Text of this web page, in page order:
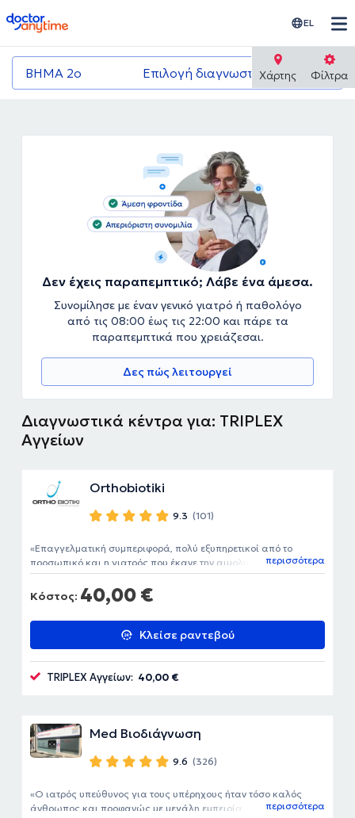
doctoranytime EL
ΒΗΜΑ 2ο Επιλογή διαγνωστικού κέντρου
Χάρτης Φίλτρα
Δεν έχεις παραπεμπτικό; Λάβε ένα άμεσα.
Συνομίλησε με έναν γενικό γιατρό ή παθολόγο
από τις 08:00 έως τις 22:00 και πάρε τα
παραπεμπτικά που χρειάζεσαι.
Δες πώς λειτουργεί
Διαγνωστικά κέντρα για: TRIPLEX
Αγγείων
Orthobiotiki
9.3 (101)
Κόστος: 40,00 €
Κλείσε ραντεβού
Επαγγελματική συμπεριφορά, πολύ εξυπηρετικοί από το
προσωπικό και η γιατρός που έκανε την αιμοληψία πολύ
ευγενική και πρόθυμη να απαντήσει στις ερωτήσεις μου.
περισσότερα
TRIPLEX Αγγείων: 40,00 €
Med Βιοδιάγνωση
9.6 (326)
Ο ιατρός υπεύθυνος για τους υπέρηχους ήταν τόσο καλός
άνθρωπος και προφανώς με μεγάλη εμπειρία. Συνιστάται
περισσότερα